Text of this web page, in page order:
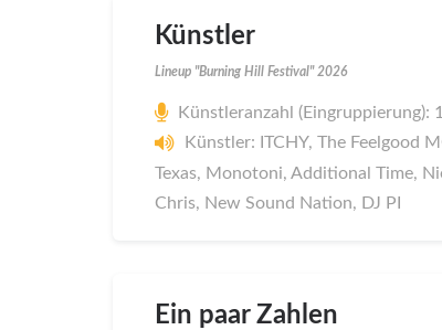
Künstler
Lineup "Burning Hill Festival" 2026
Künstleranzahl (Eingruppierung):
Künstler: ITCHY, The Feelgood
Texas, Monotoni, Additional Time,
Chris, New Sound Nation, DJ PI
Ein paar Zahlen